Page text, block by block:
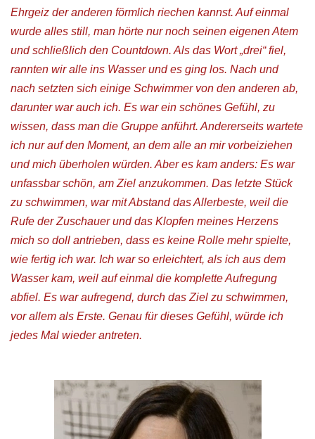
Ehrgeiz der anderen förmlich riechen kannst. Auf einmal
wurde alles still, man hörte nur noch seinen eigenen Atem
und schließlich den Countdown. Als das Wort „drei“ fiel,
rannten wir alle ins Wasser und es ging los. Nach und
nach setzten sich einige Schwimmer von den anderen ab,
darunter war auch ich. Es war ein schönes Gefühl, zu
wissen, dass man die Gruppe anführt. Andererseits wartete
ich nur auf den Moment, an dem alle an mir vorbeiziehen
und mich überholen würden. Aber es kam anders: Es war
unfassbar schön, am Ziel anzukommen. Das letzte Stück
zu schwimmen, war mit Abstand das Allerbeste, weil die
Rufe der Zuschauer und das Klopfen meines Herzens
mich so doll antrieben, dass es keine Rolle mehr spielte,
wie fertig ich war. Ich war so erleichtert, als ich aus dem
Wasser kam, weil auf einmal die komplette Aufregung
abfiel. Es war aufregend, durch das Ziel zu schwimmen,
vor allem als Erste. Genau für dieses Gefühl, würde ich
jedes Mal wieder antreten.